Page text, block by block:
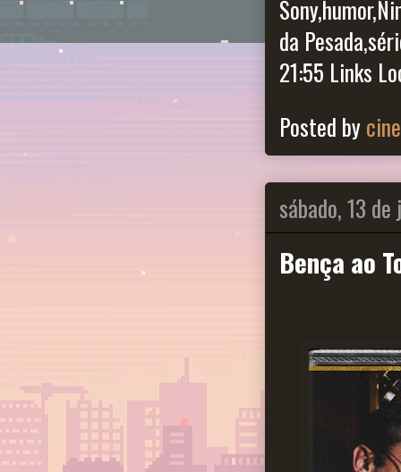
da
21:55 Links
Posted by
sábado, 13
Bença ao